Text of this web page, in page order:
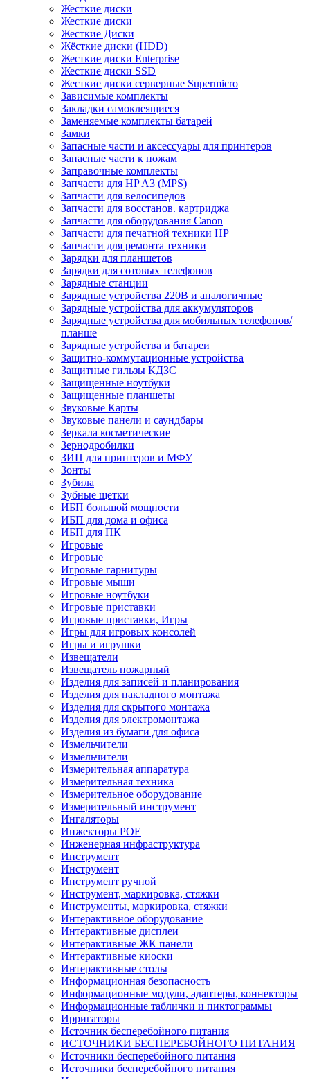
Жесткие диски
Жесткие диски
Жесткие Диски
Жёсткие диски (HDD)
Жесткие диски Enterprise
Жесткие диски SSD
Жесткие диски серверные Supermicro
Зависимые комплекты
Закладки самоклеящиеся
Заменяемые комплекты батарей
Замки
Запасные части и аксессуары для принтеров
Запасные части к ножам
Заправочные комплекты
Запчасти для HP A3 (MPS)
Запчасти для велосипедов
Запчасти для восстанов. картриджа
Запчасти для оборудования Canon
Запчасти для печатной техники HP
Запчасти для ремонта техники
Зарядки для планшетов
Зарядки для сотовых телефонов
Зарядные станции
Зарядные устройства 220В и аналогичные
Зарядные устройства для аккумуляторов
Зарядные устройства для мобильных телефонов/
планше
Зарядные устройства и батареи
Защитно-коммутационные устройства
Защитные гильзы КДЗС
Защищенные ноутбуки
Защищенные планшеты
Звуковые Карты
Звуковые панели и саундбары
Зеркала косметические
Зернодробилки
ЗИП для принтеров и МФУ
Зонты
Зубила
Зубные щетки
ИБП большой мощности
ИБП для дома и офиса
ИБП для ПК
Игровые
Игровые
Игровые гарнитуры
Игровые мыши
Игровые ноутбуки
Игровые приставки
Игровые приставки, Игры
Игры для игровых консолей
Игры и игрушки
Извещатели
Извещатель пожарный
Изделия для записей и планирования
Изделия для накладного монтажа
Изделия для скрытого монтажа
Изделия для электромонтажа
Изделия из бумаги для офиса
Измельчители
Измельчители
Измерительная аппаратура
Измерительная техника
Измерительное оборудование
Измерительный инструмент
Ингаляторы
Инжекторы POE
Инженерная инфраструктура
Инструмент
Инструмент
Инструмент ручной
Инструмент, маркировка, стяжки
Инструменты, маркировка, стяжки
Интерактивное оборудование
Интерактивные дисплеи
Интерактивные ЖК панели
Интерактивные киоски
Интерактивные столы
Информационная безопасность
Информационные модули, адаптеры, коннекторы
Информационные таблички и пиктограммы
Ирригаторы
Источник бесперебойного питания
ИСТОЧНИКИ БЕСПЕРЕБОЙНОГО ПИТАНИЯ
Источники бесперебойного питания
Источники бесперебойного питания